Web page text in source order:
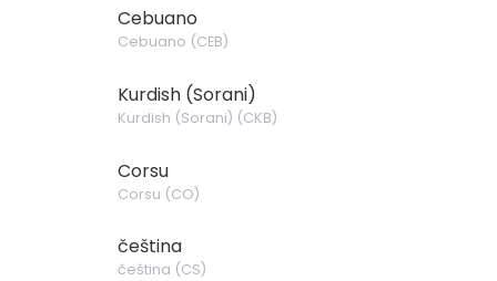
Cebuano
Cebuano (CEB)
Kurdish (Sorani)
Kurdish (Sorani) (CKB)
Corsu
Corsu (CO)
čeština
čeština (CS)